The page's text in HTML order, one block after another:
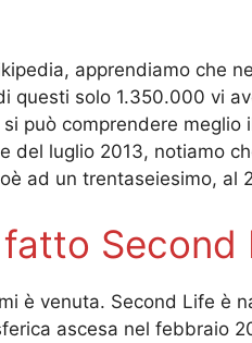
apprendiamo che
questi solo 1.350.000 vi
può comprendere
del luglio 2013, notiamo
ad un trentaseiesimo, al
Second
è venuta. Second Life è
ascesa nel febbraio